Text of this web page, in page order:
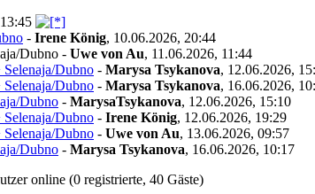
- Irene König, 10.06.2026, 20:44
Dubno - Uwe von Au, 11.06.2026, 11:44
Dubno - Marysa Tsykanova, 12.06.2026,
Dubno - Marysa Tsykanova, 16.06.2026,
Dubno - MarysaTsykanova, 12.06.2026, 15:10
Dubno - Irene König, 12.06.2026, 19:29
Dubno - Uwe von Au, 13.06.2026, 09:57
Dubno - Marysa Tsykanova, 16.06.2026, 10:17
online (0 registrierte, 40 Gäste)